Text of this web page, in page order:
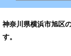
神奈川県横浜市旭区
す。